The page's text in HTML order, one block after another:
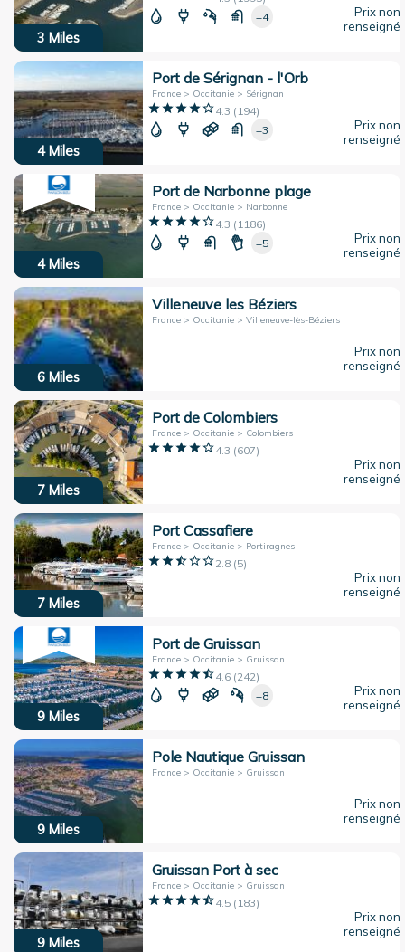
3 Miles
+4
Prix non
renseigné
4 Miles
Port de Sérignan - l'Orb
France > Occitanie > Sérignan
4.3 ( 194)
+3
Prix non
renseigné
4 Miles
Port de Narbonne plage
France > Occitanie > Narbonne
4.3 ( 1186)
+5
Prix non
renseigné
6 Miles
Villeneuve les Béziers
France > Occitanie > Villeneuve-lès-Béziers
Prix non
renseigné
7 Miles
Port de Colombiers
France > Occitanie > Colombiers
4.3 (607)
Prix non
renseigné
7 Miles
Port Cassafiere
France > Occitanie > Portiragnes
2.8(5)
Prix non
renseigné
9 Miles
Port de Gruissan
France > Occitanie > Gruissan
4.6(242)
+8
Prix non
renseigné
9 Miles
Pole Nautique Gruissan
France > Occitanie > Gruissan
Prix non
renseigné
9 Miles
Gruissan Port à sec
France > Occitanie > Gruissan
4.5( 183)
Prix non
renseigné